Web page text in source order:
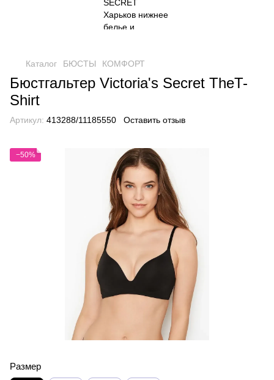
Каталог БЮСТЫ КОМФОРТ
Бюстгальтер Victoria's Secret TheT-
Shirt
Артикул: 413288/11185550 Оставить отзыв
−50%
Размер